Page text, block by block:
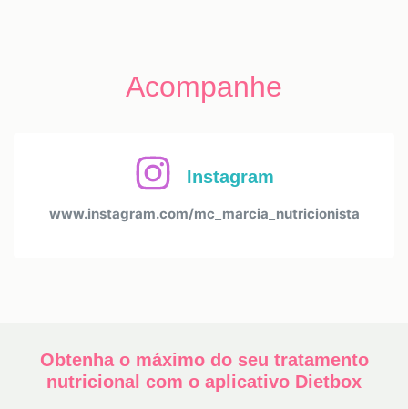
Acompanhe
Instagram
www.instagram.com/mc_marcia_nutricionista
Obtenha o máximo do seu tratamento
nutricional com o aplicativo Dietbox